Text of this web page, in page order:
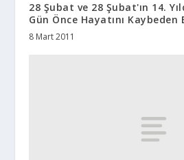
28 Şubat ve 28 Şubat'ın 14.
Gün Önce Hayatını Kaybeden
8 Mart 2011